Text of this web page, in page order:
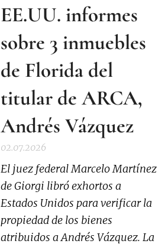
EE.UU. informes
sobre 3 inmuebles
de Florida del
titular de ARCA,
Andrés Vázquez
02.07.2026
El juez federal Marcelo Martínez
de Giorgi libró exhortos a
Estados Unidos para verificar la
propiedad de los bienes
atribuidos a Andrés Vázquez. La